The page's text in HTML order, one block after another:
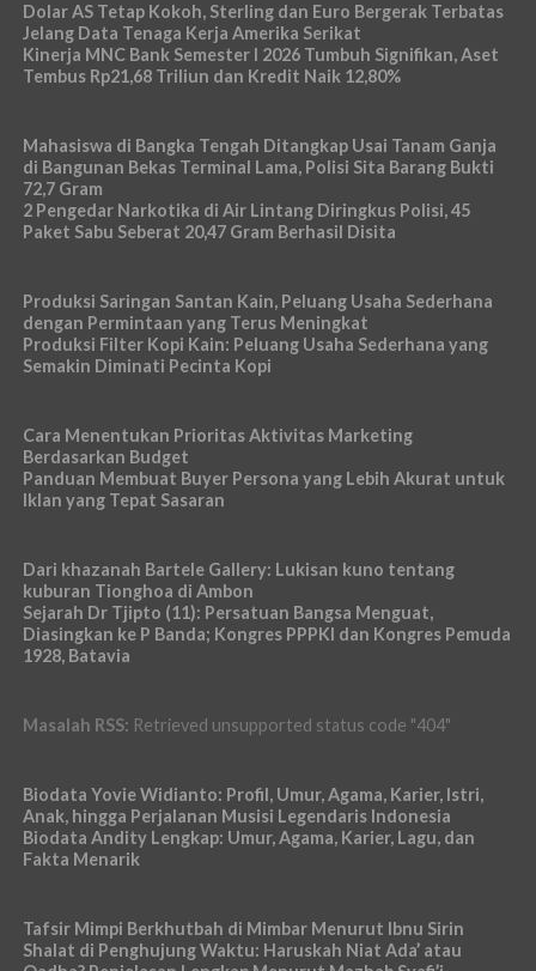
Dolar AS Tetap Kokoh, Sterling dan Euro Bergerak Terbatas
Jelang Data Tenaga Kerja Amerika Serikat
Kinerja MNC Bank Semester I 2026 Tumbuh Signifikan, Aset
Tembus Rp21,68 Triliun dan Kredit Naik 12,80%
Mahasiswa di Bangka Tengah Ditangkap Usai Tanam Ganja
di Bangunan Bekas Terminal Lama, Polisi Sita Barang Bukti
72,7 Gram
2 Pengedar Narkotika di Air Lintang Diringkus Polisi, 45
Paket Sabu Seberat 20,47 Gram Berhasil Disita
Produksi Saringan Santan Kain, Peluang Usaha Sederhana
dengan Permintaan yang Terus Meningkat
Produksi Filter Kopi Kain: Peluang Usaha Sederhana yang
Semakin Diminati Pecinta Kopi
Cara Menentukan Prioritas Aktivitas Marketing
Berdasarkan Budget
Panduan Membuat Buyer Persona yang Lebih Akurat untuk
Iklan yang Tepat Sasaran
Dari khazanah Bartele Gallery: Lukisan kuno tentang
kuburan Tionghoa di Ambon
Sejarah Dr Tjipto (11): Persatuan Bangsa Menguat,
Diasingkan ke P Banda; Kongres PPPKI dan Kongres Pemuda
1928, Batavia
Masalah RSS: Retrieved unsupported status code "404"
Biodata Yovie Widianto: Profil, Umur, Agama, Karier, Istri,
Anak, hingga Perjalanan Musisi Legendaris Indonesia
Biodata Andity Lengkap: Umur, Agama, Karier, Lagu, dan
Fakta Menarik
Tafsir Mimpi Berkhutbah di Mimbar Menurut Ibnu Sirin
Shalat di Penghujung Waktu: Haruskah Niat Ada’ atau